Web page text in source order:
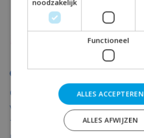
Categorieën
Versiering
Totaal thema feest
noodzakelijk
Functioneel
ALLES ACCEPTEREN
ALLES AFWIJZEN